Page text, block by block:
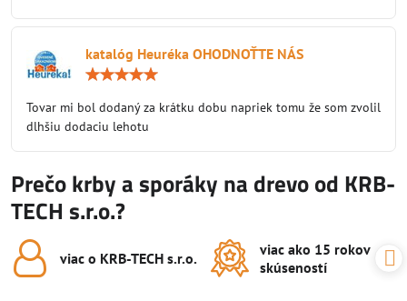
katalóg Heuréka OHODNOŤTE NÁS
5
Tovar mi bol dodaný za krátku dobu napriek tomu že som zvolil
dlhšiu dodaciu lehotu
Prečo krby a sporáky na drevo od KRB-
TECH s.r.o.?
viac o KRB-TECH s​.r​.o​.
viac ako 15 rokov
skúseností